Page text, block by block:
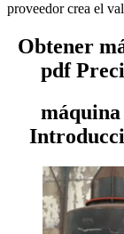
proveedor crea el
Obtener
pdf